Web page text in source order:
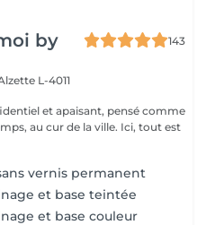
by
143
L-4011
et apaisant, pensé comme
au cur de la ville. Ici, tout est
vernis permanent
et base teintée
et base couleur